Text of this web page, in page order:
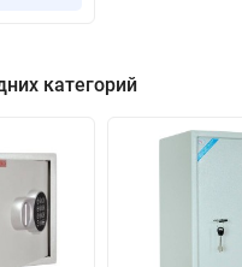
категорий